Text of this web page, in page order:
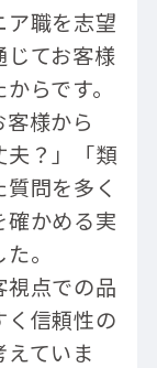
職を志望
じてお客様
らです。
様から
夫？」「類
問を多く
かめる実
。
点での品
信頼性の
ていま